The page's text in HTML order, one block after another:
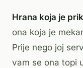
Hrana koja je
ona koja je
Prije nego joj
vam se ona topi